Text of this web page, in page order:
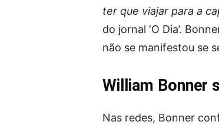
ter que viajar para a
do jornal ‘O Dia’.
não se manifestou se
William Bonner
Nas redes, Bonner